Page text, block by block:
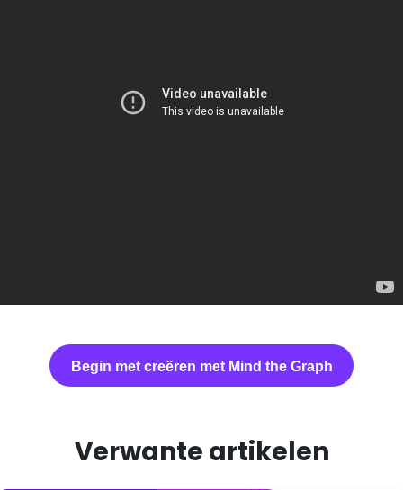
Begin met creëren met Mind the Graph
Verwante artikelen